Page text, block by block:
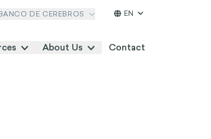
DE CEREBROS EN
About Us Contact